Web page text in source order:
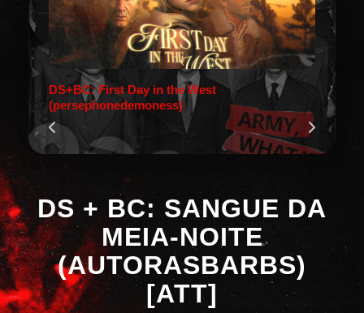
DS+BC: First Day in the West
(persephonedemoness)
DS + BC: SANGUE DA
MEIA-NOITE
(AUTORASBARBS)
[ATT]